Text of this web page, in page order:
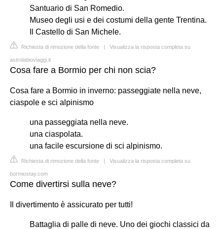
Santuario di San Romedio.
Museo degli usi e dei costumi della gente Trentina.
Il Castello di San Michele.
Richiesta di rimozione della fonte | Visualizza la risposta completa su
astrolabioviaggi.it
Cosa fare a Bormio per chi non scia?
Cosa fare a Bormio in inverno: passeggiate nella neve,
ciaspole e sci alpinismo
una passeggiata nella neve.
una ciaspolata.
una facile escursione di sci alpinismo.
Richiesta di rimozione della fonte | Visualizza la risposta completa su
bormiostay.com
Come divertirsi sulla neve?
Il divertimento è assicurato per tutti!
Battaglia di palle di neve. Uno dei giochi classici da